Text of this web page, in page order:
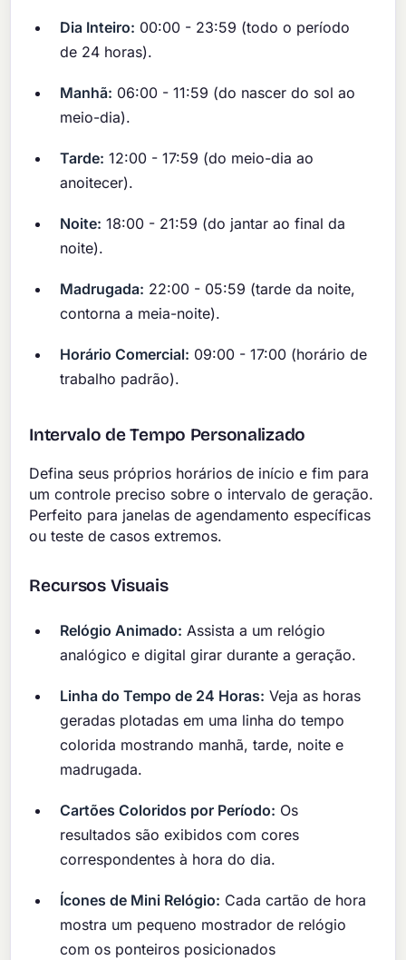
Dia Inteiro: 00:00 - 23:59 (todo o período
de 24 horas).
Manhã: 06:00 - 11:59 (do nascer do sol ao
meio-dia).
Tarde: 12:00 - 17:59 (do meio-dia ao
anoitecer).
Noite: 18:00 - 21:59 (do jantar ao final da
noite).
Madrugada: 22:00 - 05:59 (tarde da noite,
contorna a meia-noite).
Horário Comercial: 09:00 - 17:00 (horário de
trabalho padrão).
Intervalo de Tempo Personalizado
Defina seus próprios horários de início e fim para
um controle preciso sobre o intervalo de geração.
Perfeito para janelas de agendamento específicas
ou teste de casos extremos.
Recursos Visuais
Relógio Animado: Assista a um relógio
analógico e digital girar durante a geração.
Linha do Tempo de 24 Horas: Veja as horas
geradas plotadas em uma linha do tempo
colorida mostrando manhã, tarde, noite e
madrugada.
Cartões Coloridos por Período: Os
resultados são exibidos com cores
correspondentes à hora do dia.
Ícones de Mini Relógio: Cada cartão de hora
mostra um pequeno mostrador de relógio
com os ponteiros posicionados